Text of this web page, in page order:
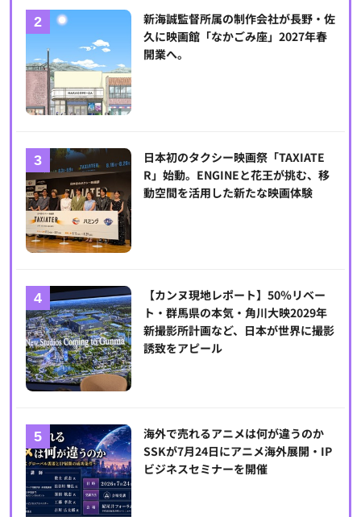
新海誠監督所属の制作会社が長野・佐
久に映画館「なかごみ座」2027年春
開業へ。
日本初のタクシー映画祭「TAXIATE
R」始動。ENGINEと花王が挑む、移
動空間を活用した新たな映画体験
【カンヌ現地レポート】50％リベー
ト・群馬県の本気・角川大映2029年
新撮影所計画など、日本が世界に撮影
誘致をアピール
海外で売れるアニメは何が違うのか
SSKが7月24日にアニメ海外展開・IP
ビジネスセミナーを開催